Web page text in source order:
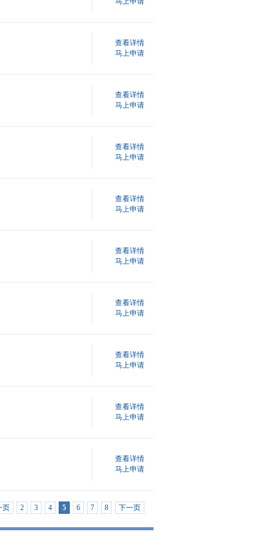
查看详情
马上申请
查看详情
马上申请
查看详情
马上申请
查看详情
马上申请
查看详情
马上申请
查看详情
马上申请
查看详情
马上申请
查看详情
马上申请
查看详情
马上申请
页 2 3 4 5 6 7 8 下一页